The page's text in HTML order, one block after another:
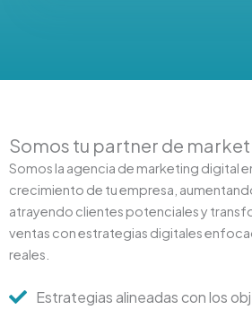
Somos tu partner de
Somos la agencia de marketing digital
crecimiento de tu empresa,
atrayendo clientes potenciales y
ventas con estrategias digitales
reales.
Estrategias alineadas con los